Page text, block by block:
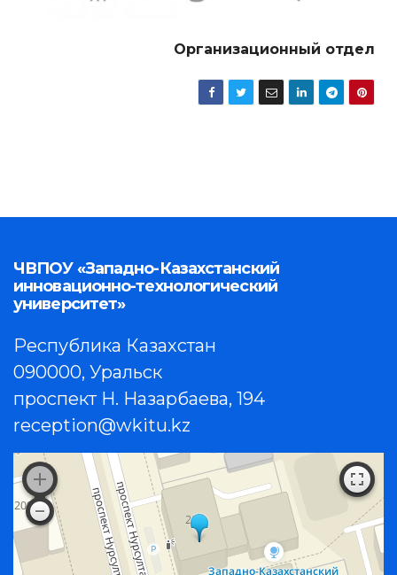
Организационный отдел
ЧВПОУ «Западно-Казахстанский
инновационно-технологический
университет»
Республика Казахстан
090000, Уральск
проспект Н. Назарбаева, 194
reception@wkitu.kz